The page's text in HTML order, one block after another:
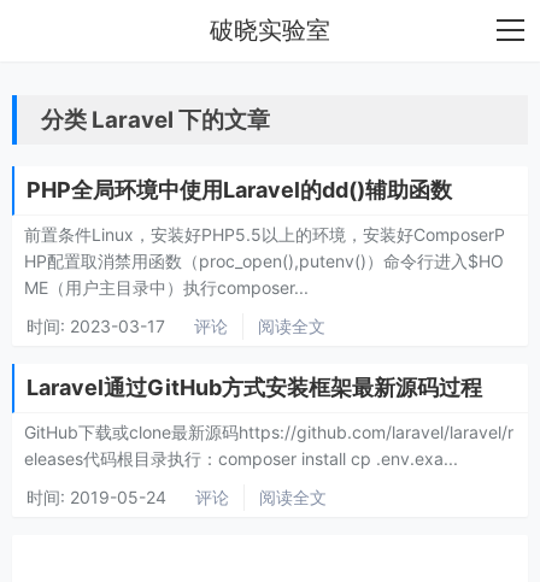
破晓实验室
分类 Laravel 下的文章
PHP全局环境中使用Laravel的dd()辅助函数
前置条件Linux，安装好PHP5.5以上的环境，安装好ComposerP
HP配置取消禁用函数（proc_open(),putenv()）命令行进入$HO
ME（用户主目录中）执行composer...
时间: 2023-03-17 评论 阅读全文
Laravel通过GitHub方式安装框架最新源码过程
GitHub下载或clone最新源码https://github.com/laravel/laravel/r
eleases代码根目录执行：composer install cp .env.exa...
时间: 2019-05-24 评论 阅读全文